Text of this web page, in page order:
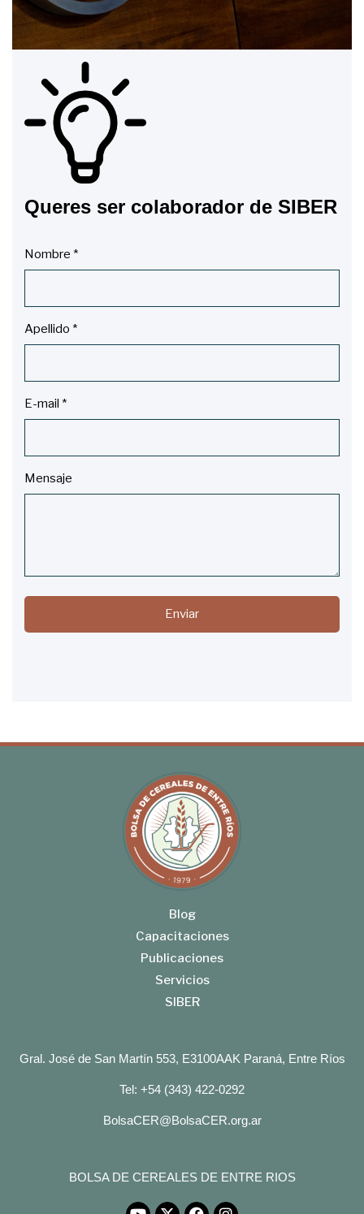
Queres ser colaborador de SIBER
Nombre *
Apellido *
E-mail *
Mensaje
Enviar
Blog
Capacitaciones
Publicaciones
Servicios
SIBER
Gral. José de San Martín 553, E3100AAK Paraná, Entre Ríos
Tel: +54 (343) 422-0292
BolsaCER@BolsaCER.org.ar
BOLSA DE CEREALES DE ENTRE RIOS